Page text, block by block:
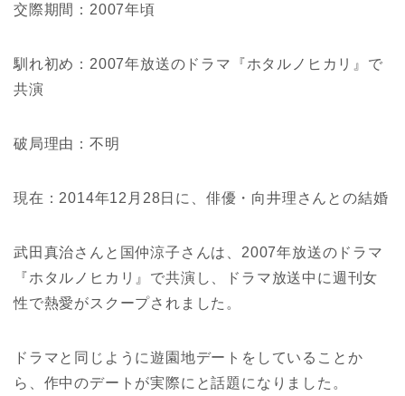
交際期間：2007年頃
馴れ初め：2007年放送のドラマ『ホタルノヒカリ』で
共演
破局理由：不明
現在：2014年12月28日に、俳優・向井理さんとの結婚
武田真治さんと国仲涼子さんは、2007年放送のドラマ
『ホタルノヒカリ』で共演し、ドラマ放送中に週刊女
性で熱愛がスクープされました。
ドラマと同じように遊園地デートをしていることか
ら、作中のデートが実際にと話題になりました。